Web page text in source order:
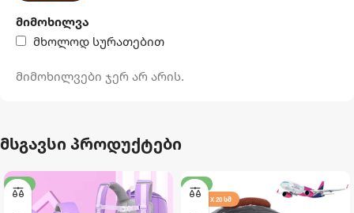
მიმოხილვა
მხოლოდ სურათებით
მიმოხილვები ჯერ არ არის.
მსგავსი პროდუქტები
-17%
-17%
40 X 30 X 20 ᲡᲛ